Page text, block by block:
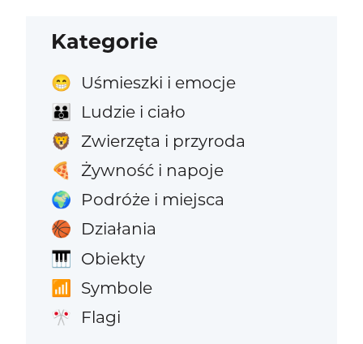
Kategorie
😁 Uśmieszki i emocje
👪 Ludzie i ciało
🦁 Zwierzęta i przyroda
🍕 Żywność i napoje
🌍 Podróże i miejsca
🏀 Działania
🎹 Obiekty
📶 Symbole
🎌 Flagi